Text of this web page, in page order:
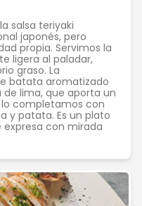
salsa teriyaki
japonés, pero
propia. Servimos la
ligera al paladar,
graso. La
batata aromatizado
lima, que aporta un
completamos con
y patata. Es un plato
expresa con mirada